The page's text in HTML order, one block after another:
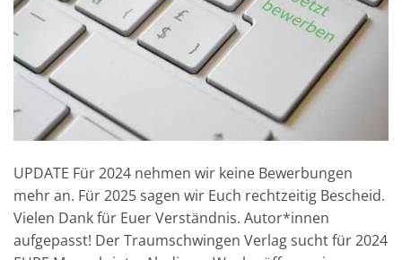
UPDATE Für 2024 nehmen wir keine Bewerbungen
mehr an. Für 2025 sagen wir Euch rechtzeitig Bescheid.
Vielen Dank für Euer Verständnis. Autor*innen
aufgepasst! Der Traumschwingen Verlag sucht für 2024